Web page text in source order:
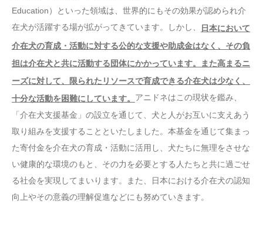
Education）といった領域は、世界的にもその効果が認められ介
在犬が活躍する場が拡がってきています。しかし、
日本において
介在犬の育成・活動に対する公的な支援や助成金はなく、その負
担は介在犬と共に活動する団体にかかっています。また高まるニ
ーズに対して、限られたリソースで育成できる介在犬は少なく、
十分な活動を困難にしています。 アニドネはこの現状を鑑み、
「介在犬支援基金」の設立を通じて、犬と人がお互いに支えあう
取り組みを支援することといたしました。本基金を通じて集まっ
た寄付金を介在犬の育成・活動に活用し、犬たちに無理をさせな
い健康的な環境のもと、その力を必要とする人たちと共に過ごせ
る社会を実現してまいります。また、日本における介在犬の認知
向上やその意義の理解促進などにも努めていきます。